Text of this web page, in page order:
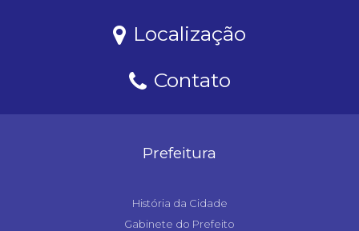
Localização
Contato
Prefeitura
História da Cidade
Gabinete do Prefeito